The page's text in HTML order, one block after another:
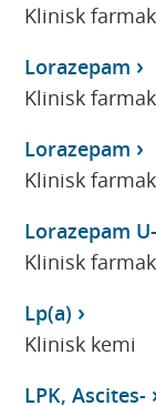
Klinisk
Lorazepam
Klinisk
Lorazepam
Klinisk
Lorazepam U-
Klinisk
Lp(a)
Klinisk kemi
LPK, Ascites-